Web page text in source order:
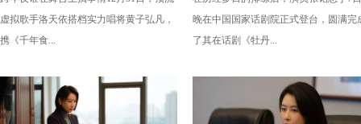
版》：跨年夜最萌“食”光！
虚拟歌手洛天依搭档实力唱将黄子弘凡，
携《千年食...
丹亭上三生路》续写古典深
情，全新演绎“柳梦梅”至情至
晚在中国国家话剧院正式登台，圆满完
了其在话剧《牡丹...